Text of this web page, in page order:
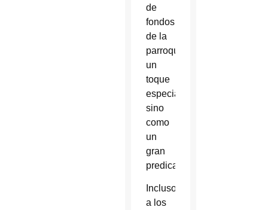
de
fondos
de la
parroquia
un
toque
especial,
sino
como
un
gran
predicador.
Incluso
a los